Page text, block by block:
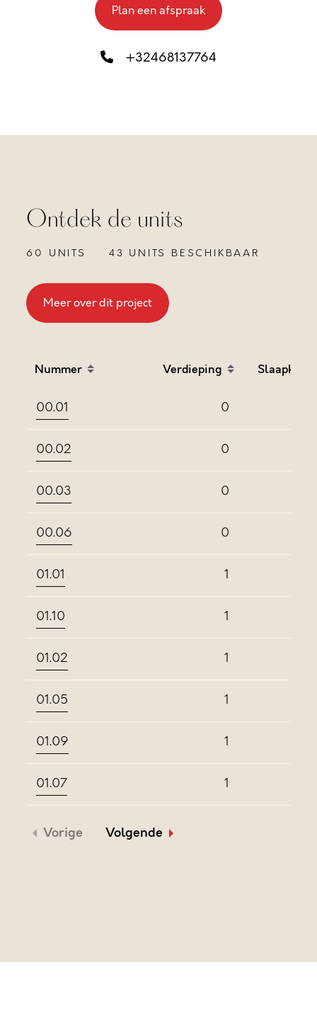
Plan een afspraak
+32468137764
Ontdek de units
60 UNITS 43 UNITS BESCHIKBAAR
Meer over dit project
Nummer
Sort table by Nummer in descending order
Verdieping
Sort table by
00.01 0
00.02 0
00.03 0
00.06 0
01.01 1
01.10 1
01.02 1
01.05 1
01.09 1
01.07 1
Vorige Volgende